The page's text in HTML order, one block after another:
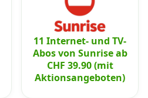
11 Internet- und TV-
Abos von Sunrise ab
CHF 39.90 (mit
Aktionsangeboten)